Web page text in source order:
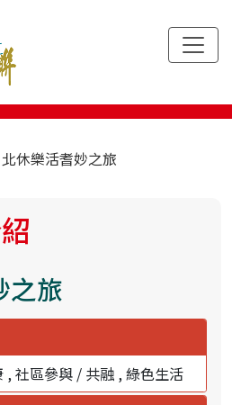
北休樂活耆妙之旅
之旅
社區參與 / 共融 綠色生活